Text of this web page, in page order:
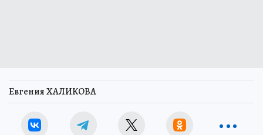
Евгения ХАЛИКОВА